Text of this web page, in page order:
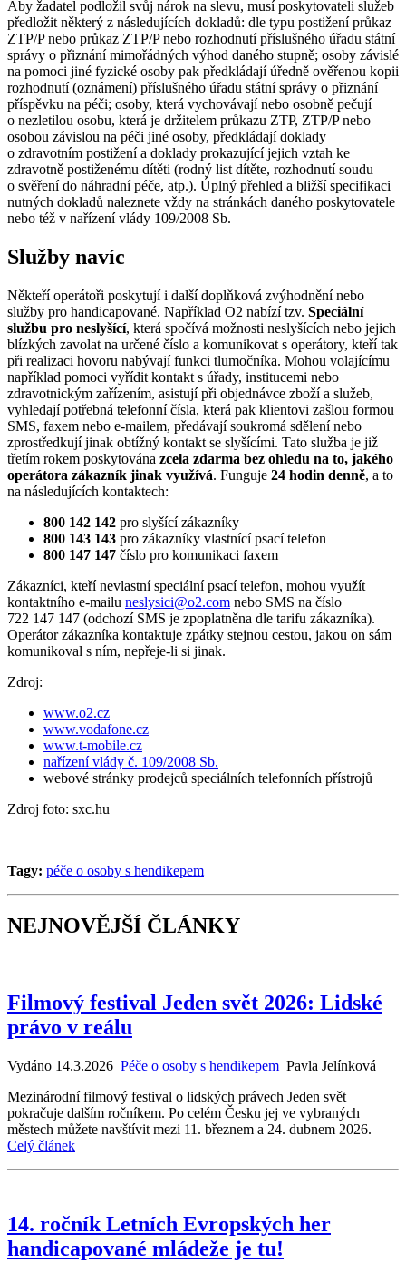
Aby žadatel podložil svůj nárok na slevu, musí poskytovateli služeb
předložit některý z následujících dokladů: dle typu postižení průkaz
ZTP/P nebo průkaz ZTP/P nebo rozhodnutí příslušného úřadu státní
správy o přiznání mimořádných výhod daného stupně; osoby závislé
na pomoci jiné fyzické osoby pak předkládají úředně ověřenou kopii
rozhodnutí (oznámení) příslušného úřadu státní správy o přiznání
příspěvku na péči; osoby, která vychovávají nebo osobně pečují
o nezletilou osobu, která je držitelem průkazu ZTP, ZTP/P nebo
osobou závislou na péči jiné osoby, předkládají doklady
o zdravotním postižení a doklady prokazující jejich vztah ke
zdravotně postiženému dítěti (rodný list dítěte, rozhodnutí soudu
o svěření do náhradní péče, atp.). Úplný přehled a bližší specifikaci
nutných dokladů naleznete vždy na stránkách daného poskytovatele
nebo též v nařízení vlády 109/2008 Sb.
Služby navíc
Někteří operátoři poskytují i další doplňková zvýhodnění nebo
služby pro handicapované. Například O2 nabízí tzv. Speciální
službu pro neslyšící, která spočívá možnosti neslyšících nebo jejich
blízkých zavolat na určené číslo a komunikovat s operátory, kteří tak
při realizaci hovoru nabývají funkci tlumočníka. Mohou volajícímu
například pomoci vyřídit kontakt s úřady, institucemi nebo
zdravotnickým zařízením, asistují při objednávce zboží a služeb,
vyhledají potřebná telefonní čísla, která pak klientovi zašlou formou
SMS, faxem nebo e-mailem, předávají soukromá sdělení nebo
zprostředkují jinak obtížný kontakt se slyšícími. Tato služba je již
třetím rokem poskytována zcela zdarma bez ohledu na to, jakého
operátora zákazník jinak využívá. Funguje 24 hodin denně, a to
na následujících kontaktech:
800 142 142 pro slyšící zákazníky
800 143 143 pro zákazníky vlastnící psací telefon
800 147 147 číslo pro komunikaci faxem
Zákazníci, kteří nevlastní speciální psací telefon, mohou využít
kontaktního e-mailu neslysici@o2.com nebo SMS na číslo
722 147 147 (odchozí SMS je zpoplatněna dle tarifu zákazníka).
Operátor zákazníka kontaktuje zpátky stejnou cestou, jakou on sám
komunikoval s ním, nepřeje-li si jinak.
Zdroj:
www.o2.cz
www.vodafone.cz
www.t-mobile.cz
nařízení vlády č. 109/2008 Sb.
webové stránky prodejců speciálních telefonních přístrojů
Zdroj foto: sxc.hu
Tagy: péče o osoby s hendikepem
NEJNOVĚJŠÍ ČLÁNKY
Filmový festival Jeden svět 2026: Lidské
právo v reálu
Vydáno 14.3.2026 Péče o osoby s hendikepem Pavla Jelínková
Mezinárodní filmový festival o lidských právech Jeden svět
pokračuje dalším ročníkem. Po celém Česku jej ve vybraných
městech můžete navštívit mezi 11. březnem a 24. dubnem 2026.
Celý článek
14. ročník Letních Evropských her
handicapované mládeže je tu!